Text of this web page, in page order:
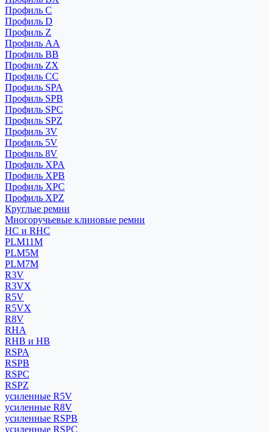
Профиль C
Профиль D
Профиль Z
Профиль АА
Профиль BB
Профиль ZX
Профиль CC
Профиль SPA
Профиль SPB
Профиль SPC
Профиль SPZ
Профиль 3V
Профиль 5V
Профиль 8V
Профиль XPA
Профиль XPB
Профиль XPC
Профиль XPZ
Круглые ремни
Многоручьевые клиновые ремни
HC и RHC
PLM11M
PLM5M
PLM7M
R3V
R3VX
R5V
R5VX
R8V
RHA
RHB и HB
RSPA
RSPB
RSPC
RSPZ
усиленные R5V
усиленные R8V
усиленные RSPB
усиленные RSPC